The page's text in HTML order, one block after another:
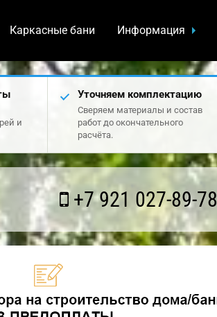
Каркасные бани Информация
и
Уточняем комплектацию
Сверяем материалы и состав
работ до окончательного
расчёта.
+7 921 027-89-78